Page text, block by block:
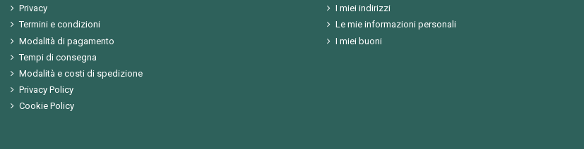
Privacy
Termini e condizioni
Modalità di pagamento
Tempi di consegna
Modalità e costi di spedizione
Privacy Policy
Cookie Policy
I miei indirizzi
Le mie informazioni personali
I miei buoni